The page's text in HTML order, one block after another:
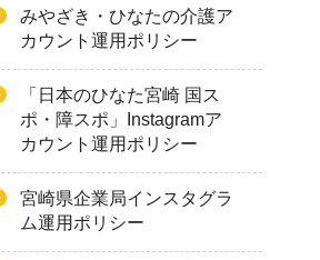
みやざき・ひなたの介護ア
カウント運用ポリシー
「日本のひなた宮崎 国ス
ポ・障スポ」Instagramア
カウント運用ポリシー
宮崎県企業局インスタグラ
ム運用ポリシー